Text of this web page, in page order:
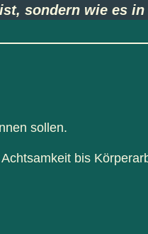
sondern wie es
sollen.
bis